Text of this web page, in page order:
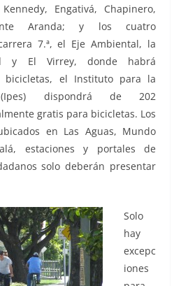
Engativá, Chapinero,
Aranda; y los cuatro
7.ª, el Eje Ambiental, la
y El Virrey, donde habrá
bicicletas, el Instituto para la
dispondrá de 202
gratis para bicicletas. Los
en Las Aguas, Mundo
estaciones y portales de
solo deberán presentar
Solo
hay
excepc
iones